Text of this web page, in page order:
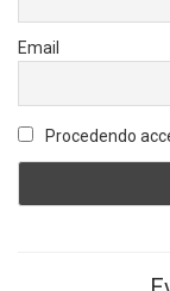
Email
Procedendo